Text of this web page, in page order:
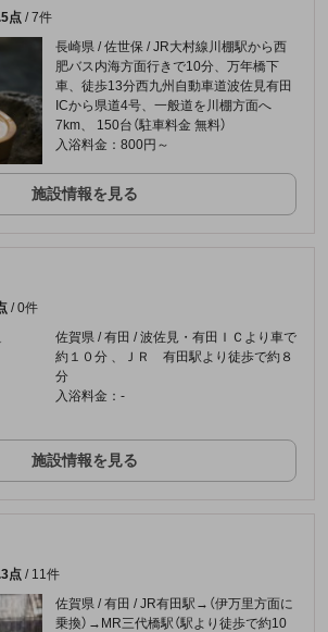
点 /7件
長崎県 / 佐世保 / JR大村線川棚駅から西
肥バス内海方面行きで10分、万年橋下
車、徒歩13分西九州自動車道波佐見有田
ICから県道4号、一般道を川棚方面へ
7km、 150台（駐車料金 無料）
入浴料金：800円～
施設情報を見る
/0件
佐賀県 / 有田 / 波佐見・有田ＩＣより車で
約１０分 、ＪＲ 有田駅より徒歩で約８
分
入浴料金：-
施設情報を見る
点 / 11件
佐賀県 / 有田 / JR有田駅→（伊万里方面に
乗換）→MR三代橋駅（駅より徒歩で約10